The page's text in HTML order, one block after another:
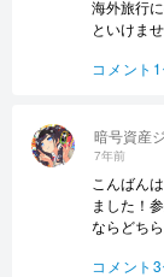
暗号資産
7年前
こんばん
ました！
ならどち
コメント
海外旅行
といけま
コメント